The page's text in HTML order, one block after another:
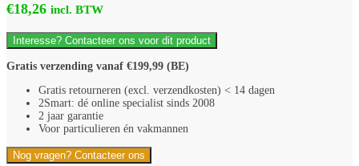
€18,26 incl. BTW
Interesse? Contacteer ons voor dit product
Gratis verzending vanaf €199,99 (BE)
Gratis retourneren (excl. verzendkosten) < 14 dagen
2Smart: dé online specialist sinds 2008
2 jaar garantie
Voor particulieren én vakmannen
Nog vragen? Contacteer ons